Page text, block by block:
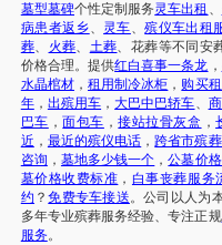
墓型墓碑个性定制服务灵车出租 、
病患者返乡、 灵车、殡仪车出租
葬、 火葬、 土葬、花葬等不同安
价格合理。提供红白喜事一条龙 ，
水晶棺材，租用制冷冰柜 ， 购买
年， 出殡用车 ，大巴中巴轿车、
巴车 ，面包车 ，接站拉骨灰盒 ，
近 ， 最近的殡仪电话 ，跨省市殡
咨询 ， 墓地多少钱一个 ，公墓价
墓价格收费标准 ， 白事丧葬服务
约 ？免费专车接送。公司以人为
多年专业殡葬服务经验、专注正规
服务。